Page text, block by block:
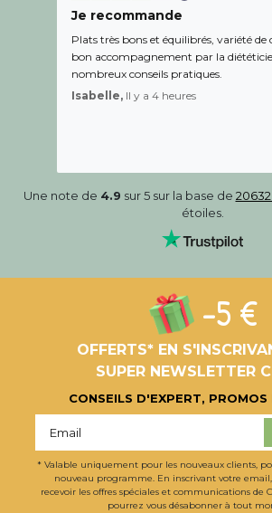
Je recommande
Plats très bons et équilibrés, variété de
bon accompagnement par la
nombreux conseils pratiques.
Isabelle, Il y a 4 heures
Une note de 4.9 sur 5 sur la base de
étoiles.
-5 €
OFFERTS* EN
SUPER NEWSLETTER
CONSEILS D'EXPERT, PROMOS
* Valable uniquement pour les nouveaux clients,
nouveau programme. En inscrivant votre
recevoir les offres spéciales et communications de
pourrez vous désabonner à tout